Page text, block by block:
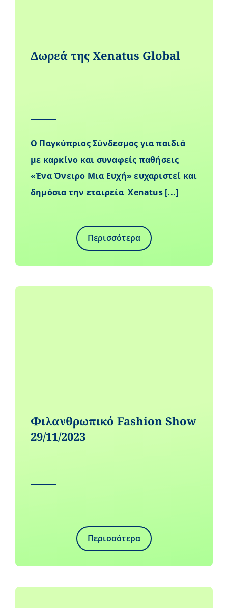
Δωρεά της Xenatus Global
Ο Παγκύπριος Σύνδεσμος για παιδιά
με καρκίνο και συναφείς παθήσεις
«Ένα Όνειρο Μια Ευχή» ευχαριστεί και
δημόσια την εταιρεία Xenatus [...]
Περισσότερα
Φιλανθρωπικό Fashion Show
29/11/2023
Περισσότερα